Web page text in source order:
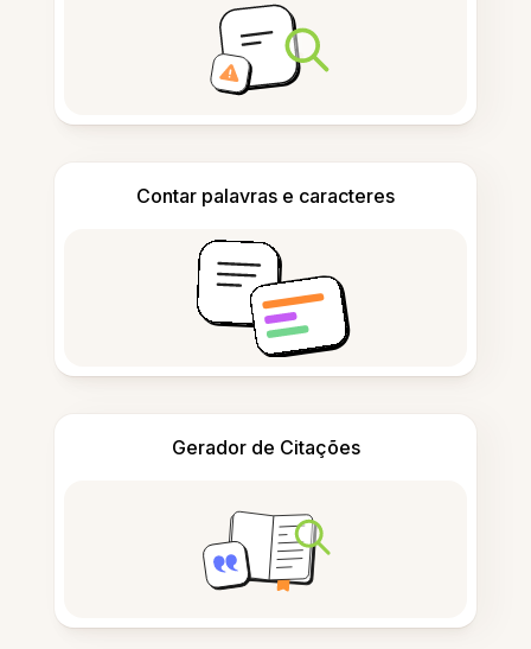
Contar palavras e caracteres
Gerador de Citações